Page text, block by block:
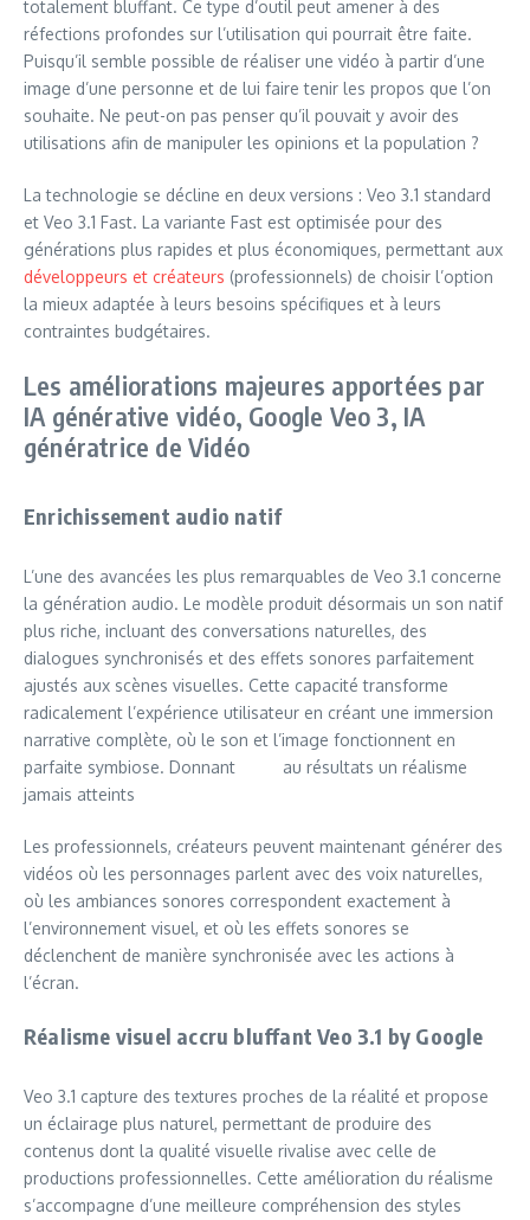
totalement bluffant. Ce type d’outil peut amener à des
réfections profondes sur l’utilisation qui pourrait être faite.
Puisqu’il semble possible de réaliser une vidéo à partir d’une
image d’une personne et de lui faire tenir les propos que l’on
souhaite. Ne peut-on pas penser qu’il pouvait y avoir des
utilisations afin de manipuler les opinions et la population ?
La technologie se décline en deux versions : Veo 3.1 standard
et Veo 3.1 Fast. La variante Fast est optimisée pour des
générations plus rapides et plus économiques, permettant aux
développeurs et créateurs (professionnels) de choisir l’option
la mieux adaptée à leurs besoins spécifiques et à leurs
contraintes budgétaires.
Les améliorations majeures apportées par
IA générative vidéo, Google Veo 3, IA
génératrice de Vidéo
Enrichissement audio natif
L’une des avancées les plus remarquables de Veo 3.1 concerne
la génération audio. Le modèle produit désormais un son natif
plus riche, incluant des conversations naturelles, des
dialogues synchronisés et des effets sonores parfaitement
ajustés aux scènes visuelles. Cette capacité transforme
radicalement l’expérience utilisateur en créant une immersion
narrative complète, où le son et l’image fonctionnent en
parfaite symbiose. Donnant au résultats un réalisme
jamais atteints
Les professionnels, créateurs peuvent maintenant générer des
vidéos où les personnages parlent avec des voix naturelles,
où les ambiances sonores correspondent exactement à
l’environnement visuel, et où les effets sonores se
déclenchent de manière synchronisée avec les actions à
l’écran.
Réalisme visuel accru bluffant Veo 3.1 by Google
Veo 3.1 capture des textures proches de la réalité et propose
un éclairage plus naturel, permettant de produire des
contenus dont la qualité visuelle rivalise avec celle de
productions professionnelles. Cette amélioration du réalisme
s’accompagne d’une meilleure compréhension des styles